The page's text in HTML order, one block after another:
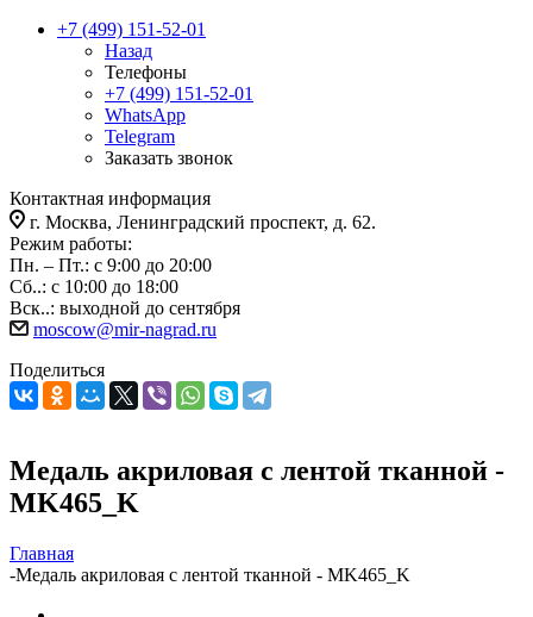
+7 (499) 151-52-01
Назад
Телефоны
+7 (499) 151-52-01
WhatsApp
Telegram
Заказать звонок
Контактная информация
г. Москва, Ленинградский проспект, д. 62.
Режим работы:
Пн. – Пт.: с 9:00 до 20:00
Сб..: с 10:00 до 18:00
Вск..: выходной до сентября
moscow@mir-nagrad.ru
Поделиться
Медаль акриловая с лентой тканной -
MK465_K
Главная
-Медаль акриловая с лентой тканной - MK465_K